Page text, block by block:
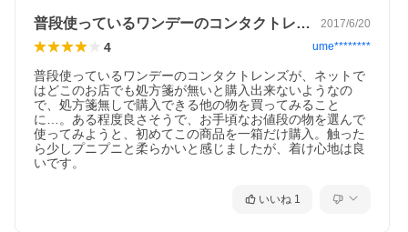
普段使っているワンデーのコンタクトレン… 2017/6/20
4 ume********
普段使っているワンデーのコンタクトレンズが、ネットで
はどこのお店でも処方箋が無いと購入出来ないようなの
で、処方箋無しで購入できる他の物を買ってみること
に…。ある程度良さそうで、お手頃なお値段の物を選んで
使ってみようと、初めてこの商品を一箱だけ購入。触った
ら少しプニプニと柔らかいと感じましたが、着け心地は良
いです。
いいね 1